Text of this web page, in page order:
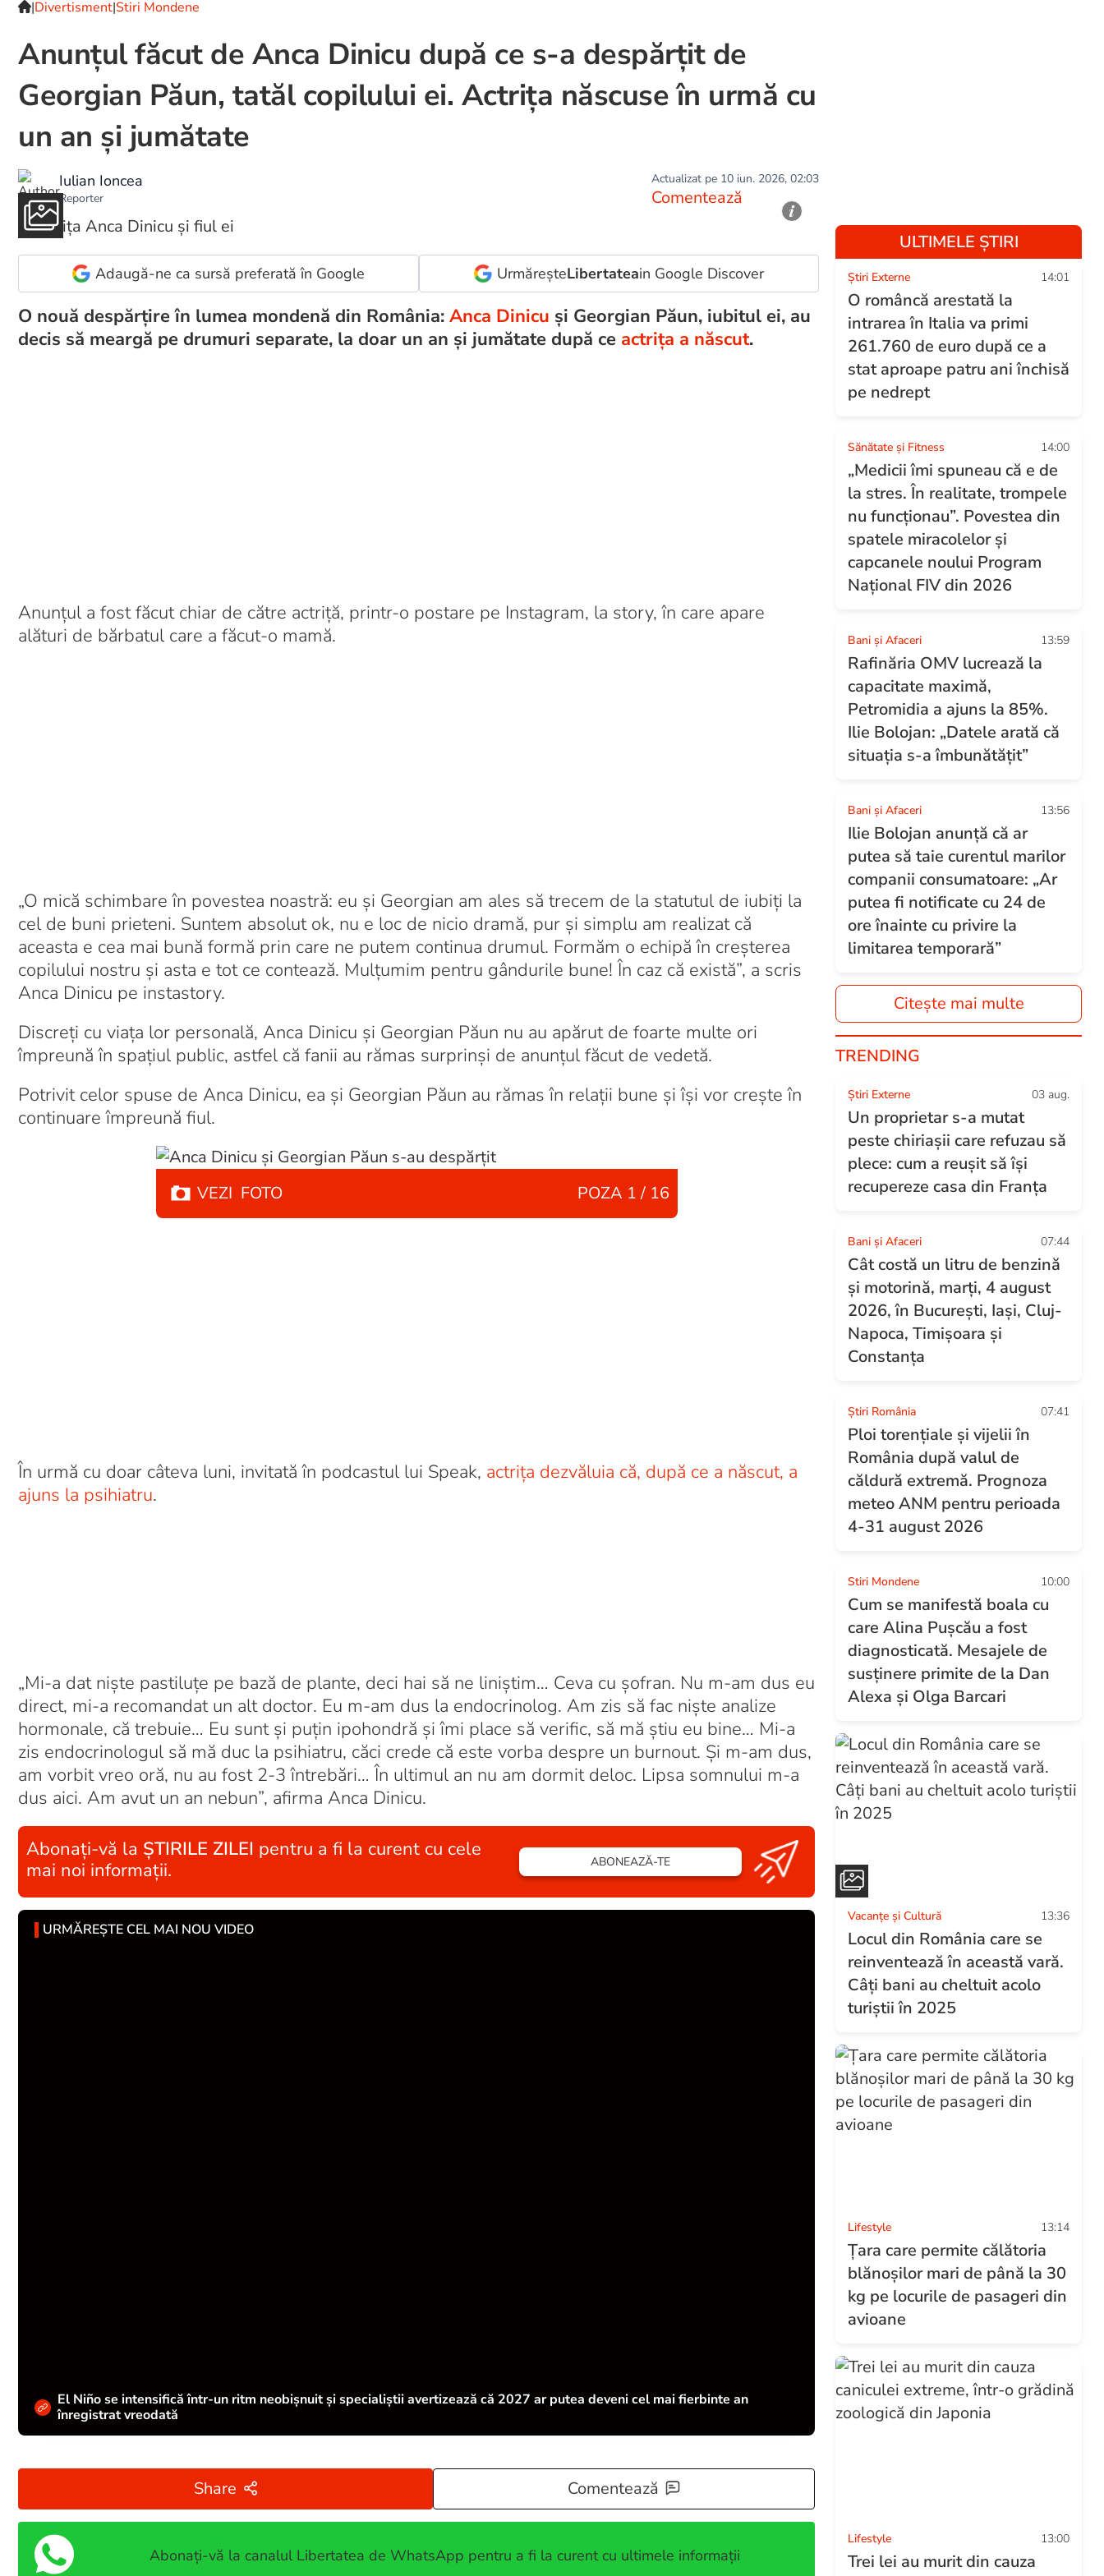
|Divertisment|Stiri Mondene
Anunțul făcut de Anca Dinicu după ce s-a despărțit de
Georgian Păun, tatăl copilului ei. Actrița născuse în urmă cu
un an și jumătate
Iulian Ioncea
Reporter
Actualizat pe 10 iun. 2026, 02:03
Comentează
Adaugă-ne ca sursă preferată în Google UrmăreșteLibertateain Google Discover
O nouă despărțire în lumea mondenă din România: Anca Dinicu și Georgian Păun, iubitul ei, au
decis să meargă pe drumuri separate, la doar un an și jumătate după ce actrița a născut.
Anunțul a fost făcut chiar de către actriță, printr-o postare pe Instagram, la story, în care apare
alături de bărbatul care a făcut-o mamă.
„O mică schimbare în povestea noastră: eu și Georgian am ales să trecem de la statutul de iubiți la
cel de buni prieteni. Suntem absolut ok, nu e loc de nicio dramă, pur și simplu am realizat că
aceasta e cea mai bună formă prin care ne putem continua drumul. Formăm o echipă în creșterea
copilului nostru și asta e tot ce contează. Mulțumim pentru gândurile bune! În caz că există”, a scris
Anca Dinicu pe instastory.
Discreți cu viața lor personală, Anca Dinicu și Georgian Păun nu au apărut de foarte multe ori
împreună în spațiul public, astfel că fanii au rămas surprinși de anunțul făcut de vedetă.
Potrivit celor spuse de Anca Dinicu, ea și Georgian Păun au rămas în relații bune și își vor crește în
continuare împreună fiul.
VEZI FOTO POZA 1 / 16
În urmă cu doar câteva luni, invitată în podcastul lui Speak, actrița dezvăluia că, după ce a născut, a
ajuns la psihiatru.
„Mi-a dat niște pastiluțe pe bază de plante, deci hai să ne liniștim… Ceva cu șofran. Nu m-am dus eu
direct, mi-a recomandat un alt doctor. Eu m-am dus la endocrinolog. Am zis să fac niște analize
hormonale, că trebuie… Eu sunt și puțin ipohondră și îmi place să verific, să mă știu eu bine… Mi-a
zis endocrinologul să mă duc la psihiatru, căci crede că este vorba despre un burnout. Și m-am dus,
am vorbit vreo oră, nu au fost 2-3 întrebări… În ultimul an nu am dormit deloc. Lipsa somnului m-a
dus aici. Am avut un an nebun”, afirma Anca Dinicu.
Abonați-vă la ȘTIRILE ZILEI pentru a fi la curent cu cele
mai noi informații.
ABONEAZĂ-TE
URMĂREȘTE CEL MAI NOU VIDEO
El Niño se intensifică într-un ritm neobișnuit și specialiștii avertizează că 2027 ar putea deveni cel mai fierbinte an
înregistrat vreodată
Share Comentează
Abonați-vă la canalul Libertatea de WhatsApp pentru a fi la curent cu ultimele informații
ULTIMELE ȘTIRI
Știri Externe 14:01
O româncă arestată la
intrarea în Italia va primi
261.760 de euro după ce a
stat aproape patru ani închisă
pe nedrept
Sănătate și Fitness 14:00
„Medicii îmi spuneau că e de
la stres. În realitate, trompele
nu funcționau”. Povestea din
spatele miracolelor și
capcanele noului Program
Național FIV din 2026
Bani și Afaceri 13:59
Rafinăria OMV lucrează la
capacitate maximă,
Petromidia a ajuns la 85%.
Ilie Bolojan: „Datele arată că
situația s-a îmbunătățit”
Bani și Afaceri 13:56
Ilie Bolojan anunță că ar
putea să taie curentul marilor
companii consumatoare: „Ar
putea fi notificate cu 24 de
ore înainte cu privire la
limitarea temporară”
Citește mai multe
TRENDING
Știri Externe 03 aug.
Un proprietar s-a mutat
peste chiriașii care refuzau să
plece: cum a reușit să își
recupereze casa din Franța
Bani și Afaceri 07:44
Cât costă un litru de benzină
și motorină, marți, 4 august
2026, în București, Iași, Cluj-
Napoca, Timișoara și
Constanța
Știri România 07:41
Ploi torențiale și vijelii în
România după valul de
căldură extremă. Prognoza
meteo ANM pentru perioada
4-31 august 2026
Stiri Mondene 10:00
Cum se manifestă boala cu
care Alina Pușcău a fost
diagnosticată. Mesajele de
susținere primite de la Dan
Alexa și Olga Barcari
Vacanțe și Cultură 13:36
Locul din România care se
reinventează în această vară.
Câți bani au cheltuit acolo
turiștii în 2025
Lifestyle 13:14
Țara care permite călătoria
blănoșilor mari de până la 30
kg pe locurile de pasageri din
avioane
Lifestyle 13:00
Trei lei au murit din cauza